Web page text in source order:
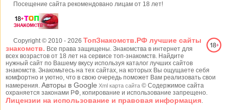
Посещение сайта рекомендовано лицам от 18 лет!
Copyright © 2010 - 2026 ТопЗнакомств.РФ лучшие сайты
знакомств. Все права защищены. Знакомства в интернет для
всех возрастов от 18 лет на сервисе топ-знакомств. Найдите
нужный сайт по Вашему вкусу используя каталог лучших сайтов
знакомств. Знакомьтесь на тех сайтах, на которых Вы ощущаете себя
комфортно и уютно, что в свою очередь поможет Вам реализовать свои
намерения. Авторы в Google Xml карта сайта © Содержимое сайта
охраняется законами РФ, копирование и использование запрещено.
Лицензии на использование и правовая информация.